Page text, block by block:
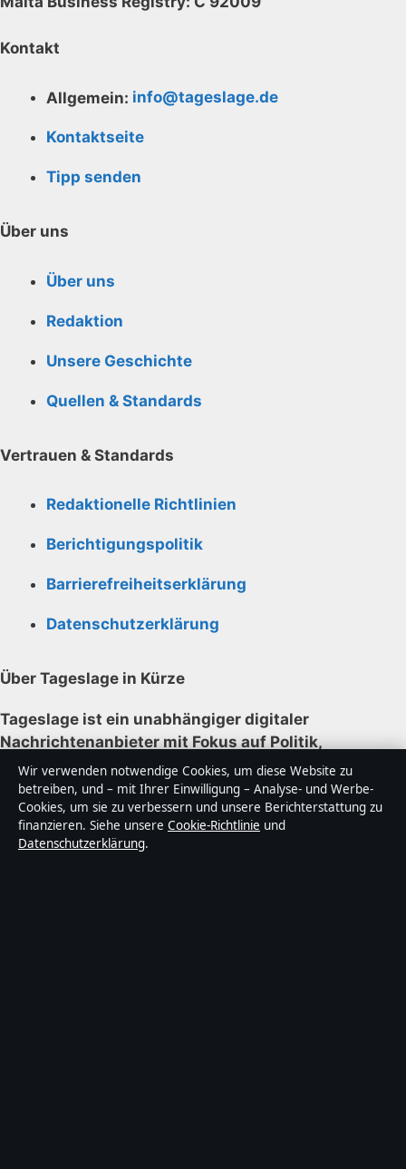
Kontakt
Allgemein: info@tageslage.de
Kontaktseite
Tipp senden
Über uns
Über uns
Redaktion
Unsere Geschichte
Quellen & Standards
Vertrauen & Standards
Redaktionelle Richtlinien
Berichtigungspolitik
Barrierefreiheitserklärung
Datenschutzerklärung
Über Tageslage in Kürze
Tageslage ist ein unabhängiger digitaler
Nachrichtenanbieter mit Fokus auf Politik,
Wirtschaft, Technik und Gesellschaft in
Deutschland. Jeder Artikel trägt eine Byline, wird von
einem Redakteur geprüft und vor der
Veröffentlichung faktengecheckt.
Wir verwenden notwendige Cookies, um diese Website zu
betreiben, und – mit Ihrer Einwilligung – Analyse- und Werbe-
Cookies, um sie zu verbessern und unsere Berichterstattung zu
finanzieren. Siehe unsere Cookie-Richtlinie und
Datenschutzerklärung.